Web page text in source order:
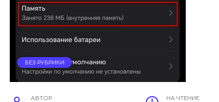
БЕЗ РУБРИКИ
АВТОР НА ЧТЕНИЕ